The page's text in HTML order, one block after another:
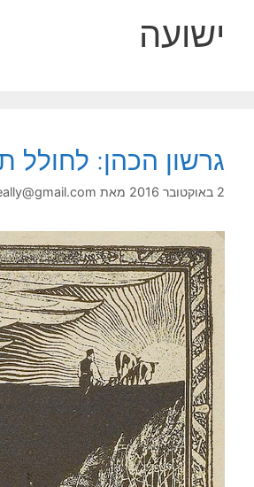
ישועה
גרשון הכהן: לחולל
2 באוקטובר 2016 מאת